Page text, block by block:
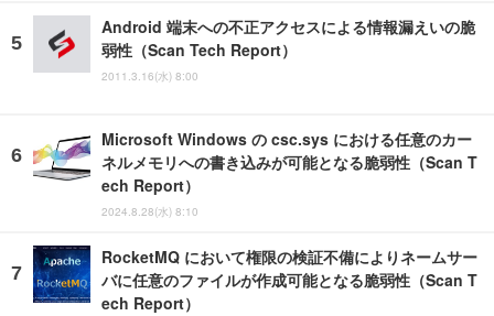
Android 端末への不正アクセスによる情報漏えいの脆
弱性（Scan Tech Report）
2011.3.16(水) 8:00
Microsoft Windows の csc.sys における任意のカー
ネルメモリへの書き込みが可能となる脆弱性（Scan T
ech Report）
2024.8.28(水) 8:10
RocketMQ において権限の検証不備によりネームサー
バに任意のファイルが作成可能となる脆弱性（Scan T
ech Report）